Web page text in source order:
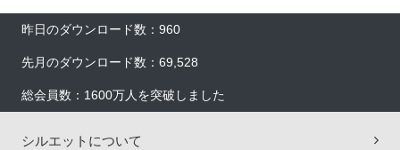
昨日のダウンロード数：960
先月のダウンロード数：69,528
総会員数：1600万人を突破しました
シルエットについて